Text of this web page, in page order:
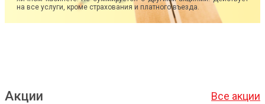
на все услуги, кроме страхования и платного въезда.
Акции Все акции